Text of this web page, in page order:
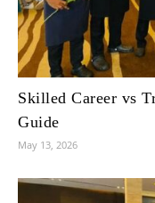
Skilled Career vs
Guide
May 13, 2026